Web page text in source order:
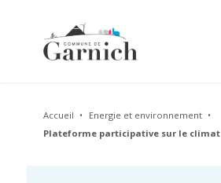
Accueil
Energie et environnement
Plateforme participative sur le climat